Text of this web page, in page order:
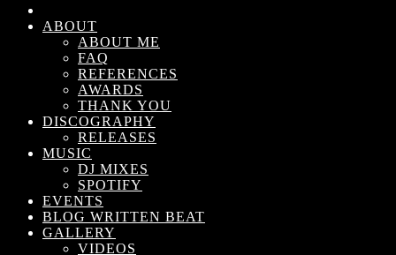
ABOUT
ABOUT ME
FAQ
REFERENCES
AWARDS
THANK YOU
DISCOGRAPHY
RELEASES
MUSIC
DJ MIXES
SPOTIFY
EVENTS
BLOG WRITTEN BEAT
GALLERY
VIDEOS